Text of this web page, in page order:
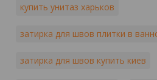
купить унитаз харьков
затирка для швов плитки в
затирка для швов купить киев